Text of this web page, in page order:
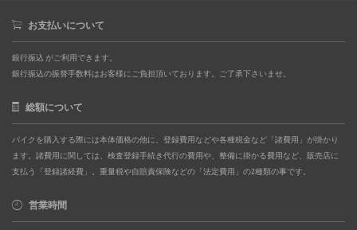
お支払いについて
銀行振込 がご利用できます。
銀行振込の振替手数料はお客様にご負担頂いております。ご了承下さいませ。
総額について
バイクを購入する際には本体価格の他に、登録費用などや各種税金など「諸費用」が掛かり
ます。諸費用に関しては、検査登録手続き代行の費用や、整備に掛かる費用など、販売店に
支払う「登録諸経費」。重量税や自賠責保険などの「法定費用」の2種類の事です。
営業時間